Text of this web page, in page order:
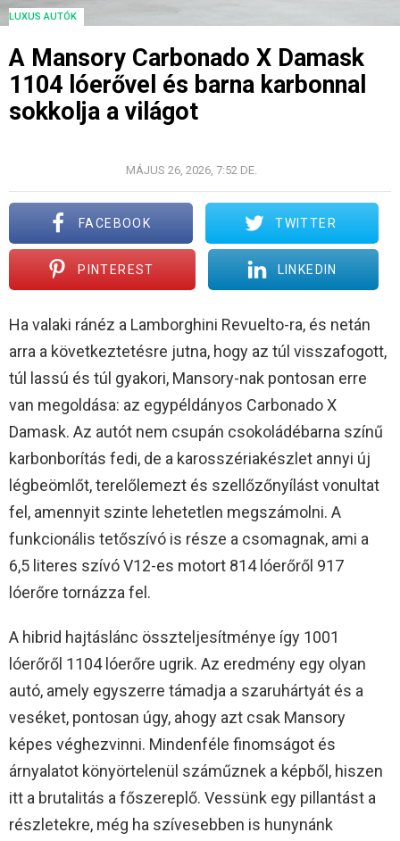
LUXUS AUTÓK
A Mansory Carbonado X Damask
1104 lóerővel és barna karbonnal
sokkolja a világot
MÁJUS 26, 2026, 7:52 DE.
FACEBOOK TWITTER
PINTEREST LINKEDIN
Ha valaki ránéz a Lamborghini Revuelto-ra, és netán
arra a következtetésre jutna, hogy az túl visszafogott,
túl lassú és túl gyakori, Mansory-nak pontosan erre
van megoldása: az egypéldányos Carbonado X
Damask. Az autót nem csupán csokoládébarna színű
karbonborítás fedi, de a karosszériakészlet annyi új
légbeömlőt, terelőlemezt és szellőzőnyílást vonultat
fel, amennyit szinte lehetetlen megszámolni. A
funkcionális tetőszívó is része a csomagnak, ami a
6,5 literes szívó V12-es motort 814 lóerőről 917
lóerőre tornázza fel.
A hibrid hajtáslánc összteljesítménye így 1001
lóerőről 1104 lóerőre ugrik. Az eredmény egy olyan
autó, amely egyszerre támadja a szaruhártyát és a
veséket, pontosan úgy, ahogy azt csak Mansory
képes véghezvinni. Mindenféle finomságot és
árnyalatot könyörtelenül száműznek a képből, hiszen
itt a brutalitás a főszereplő. Vessünk egy pillantást a
részletekre, még ha szívesebben is hunynánk